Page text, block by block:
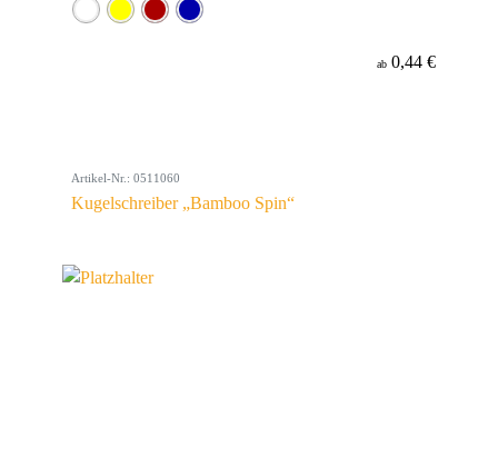
ab 0,44 €
Artikel-Nr.: 0511060
Kugelschreiber „Bamboo Spin“